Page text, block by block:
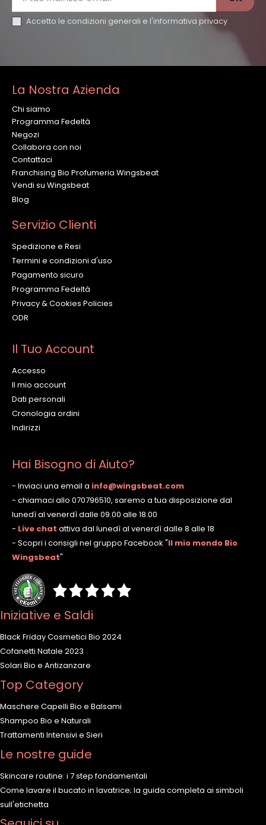
Accetto le condizioni generali e l'informativa privacy
La Nostra Azienda
Chi siamo
Programma Fedeltà
Negozi
Collabora con noi
Contattaci
Franchising Bio Profumeria Wingsbeat
Vendi su Wingsbeat
Blog
Servizio Clienti
Spedizione e Resi
Termini e condizioni d'uso
Pagamento sicuro
Programma Fedeltà
Privacy & Cookies Policies
ODR
Il Tuo Account
Accesso
Il mio account
Dati personali
Cronologia ordini
Indirizzi
Hai Bisogno di Aiuto?
- Inviaci una email a info@wingsbeat.com
- chiamaci allo 070796510, saremo a tua disposizione dal
lunedì al venerdì dalle 09.00 alle 18.00
- Live chat attiva dal lunedì al venerdì dalle 8 alle 18
- Scopri i consigli nel gruppo Facebook "Il mio mondo Bio
Wingsbeat"
Iniziative e Saldi
Black Friday Cosmetici Bio 2024
Cofanetti Natale 2023
Solari Bio e Antizanzare
Top Category
Maschere Capelli Bio e Balsami
Shampoo Bio e Naturali
Trattamenti Intensivi e Sieri
Le nostre guide
Skincare routine: i 7 step fondamentali
Come lavare il bucato in lavatrice; la guida completa ai simboli
sull'etichetta